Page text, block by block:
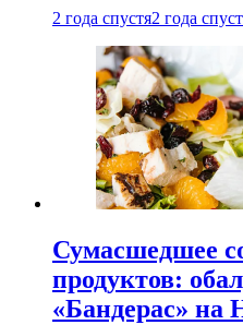
2 года спустя2 года
Сумасшедшее
продуктов:
«Бандерас» на